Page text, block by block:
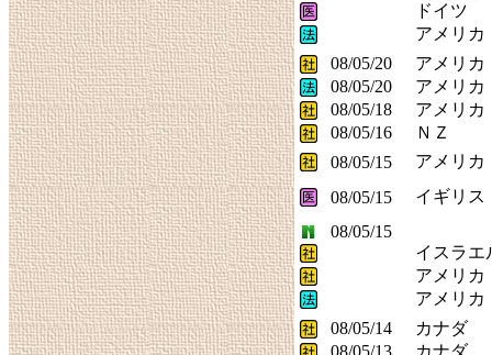
ドイツ
アメリカ
08/05/20
アメリカ
08/05/20
アメリカ
08/05/18
アメリカ
08/05/16
ＮＺ
08/05/15
アメリカ
08/05/15
イギリス
08/05/15
イスラエ
アメリカ
アメリカ
08/05/14
カナダ
08/05/13
カナダ